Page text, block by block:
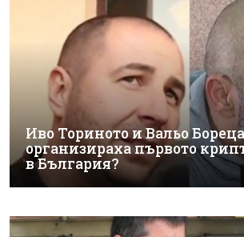
Иво Ториното и Вальо
организираха първото
в България?